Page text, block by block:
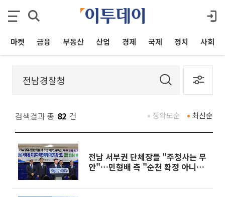
마켓 금융 부동산 산업 경제 국제 정치 사회
검색결과 총 82 건 최신순
정확도순
전남 서부권 단체장들 "주청사는 무
안"…민형배 측 "순천 확정 아니